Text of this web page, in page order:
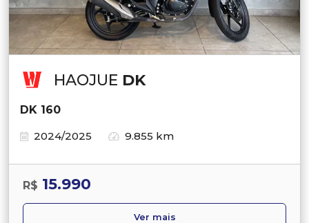
HAOJUE DK
DK 160
2024/2025
9.855 km
R$ 15.990
Ver mais